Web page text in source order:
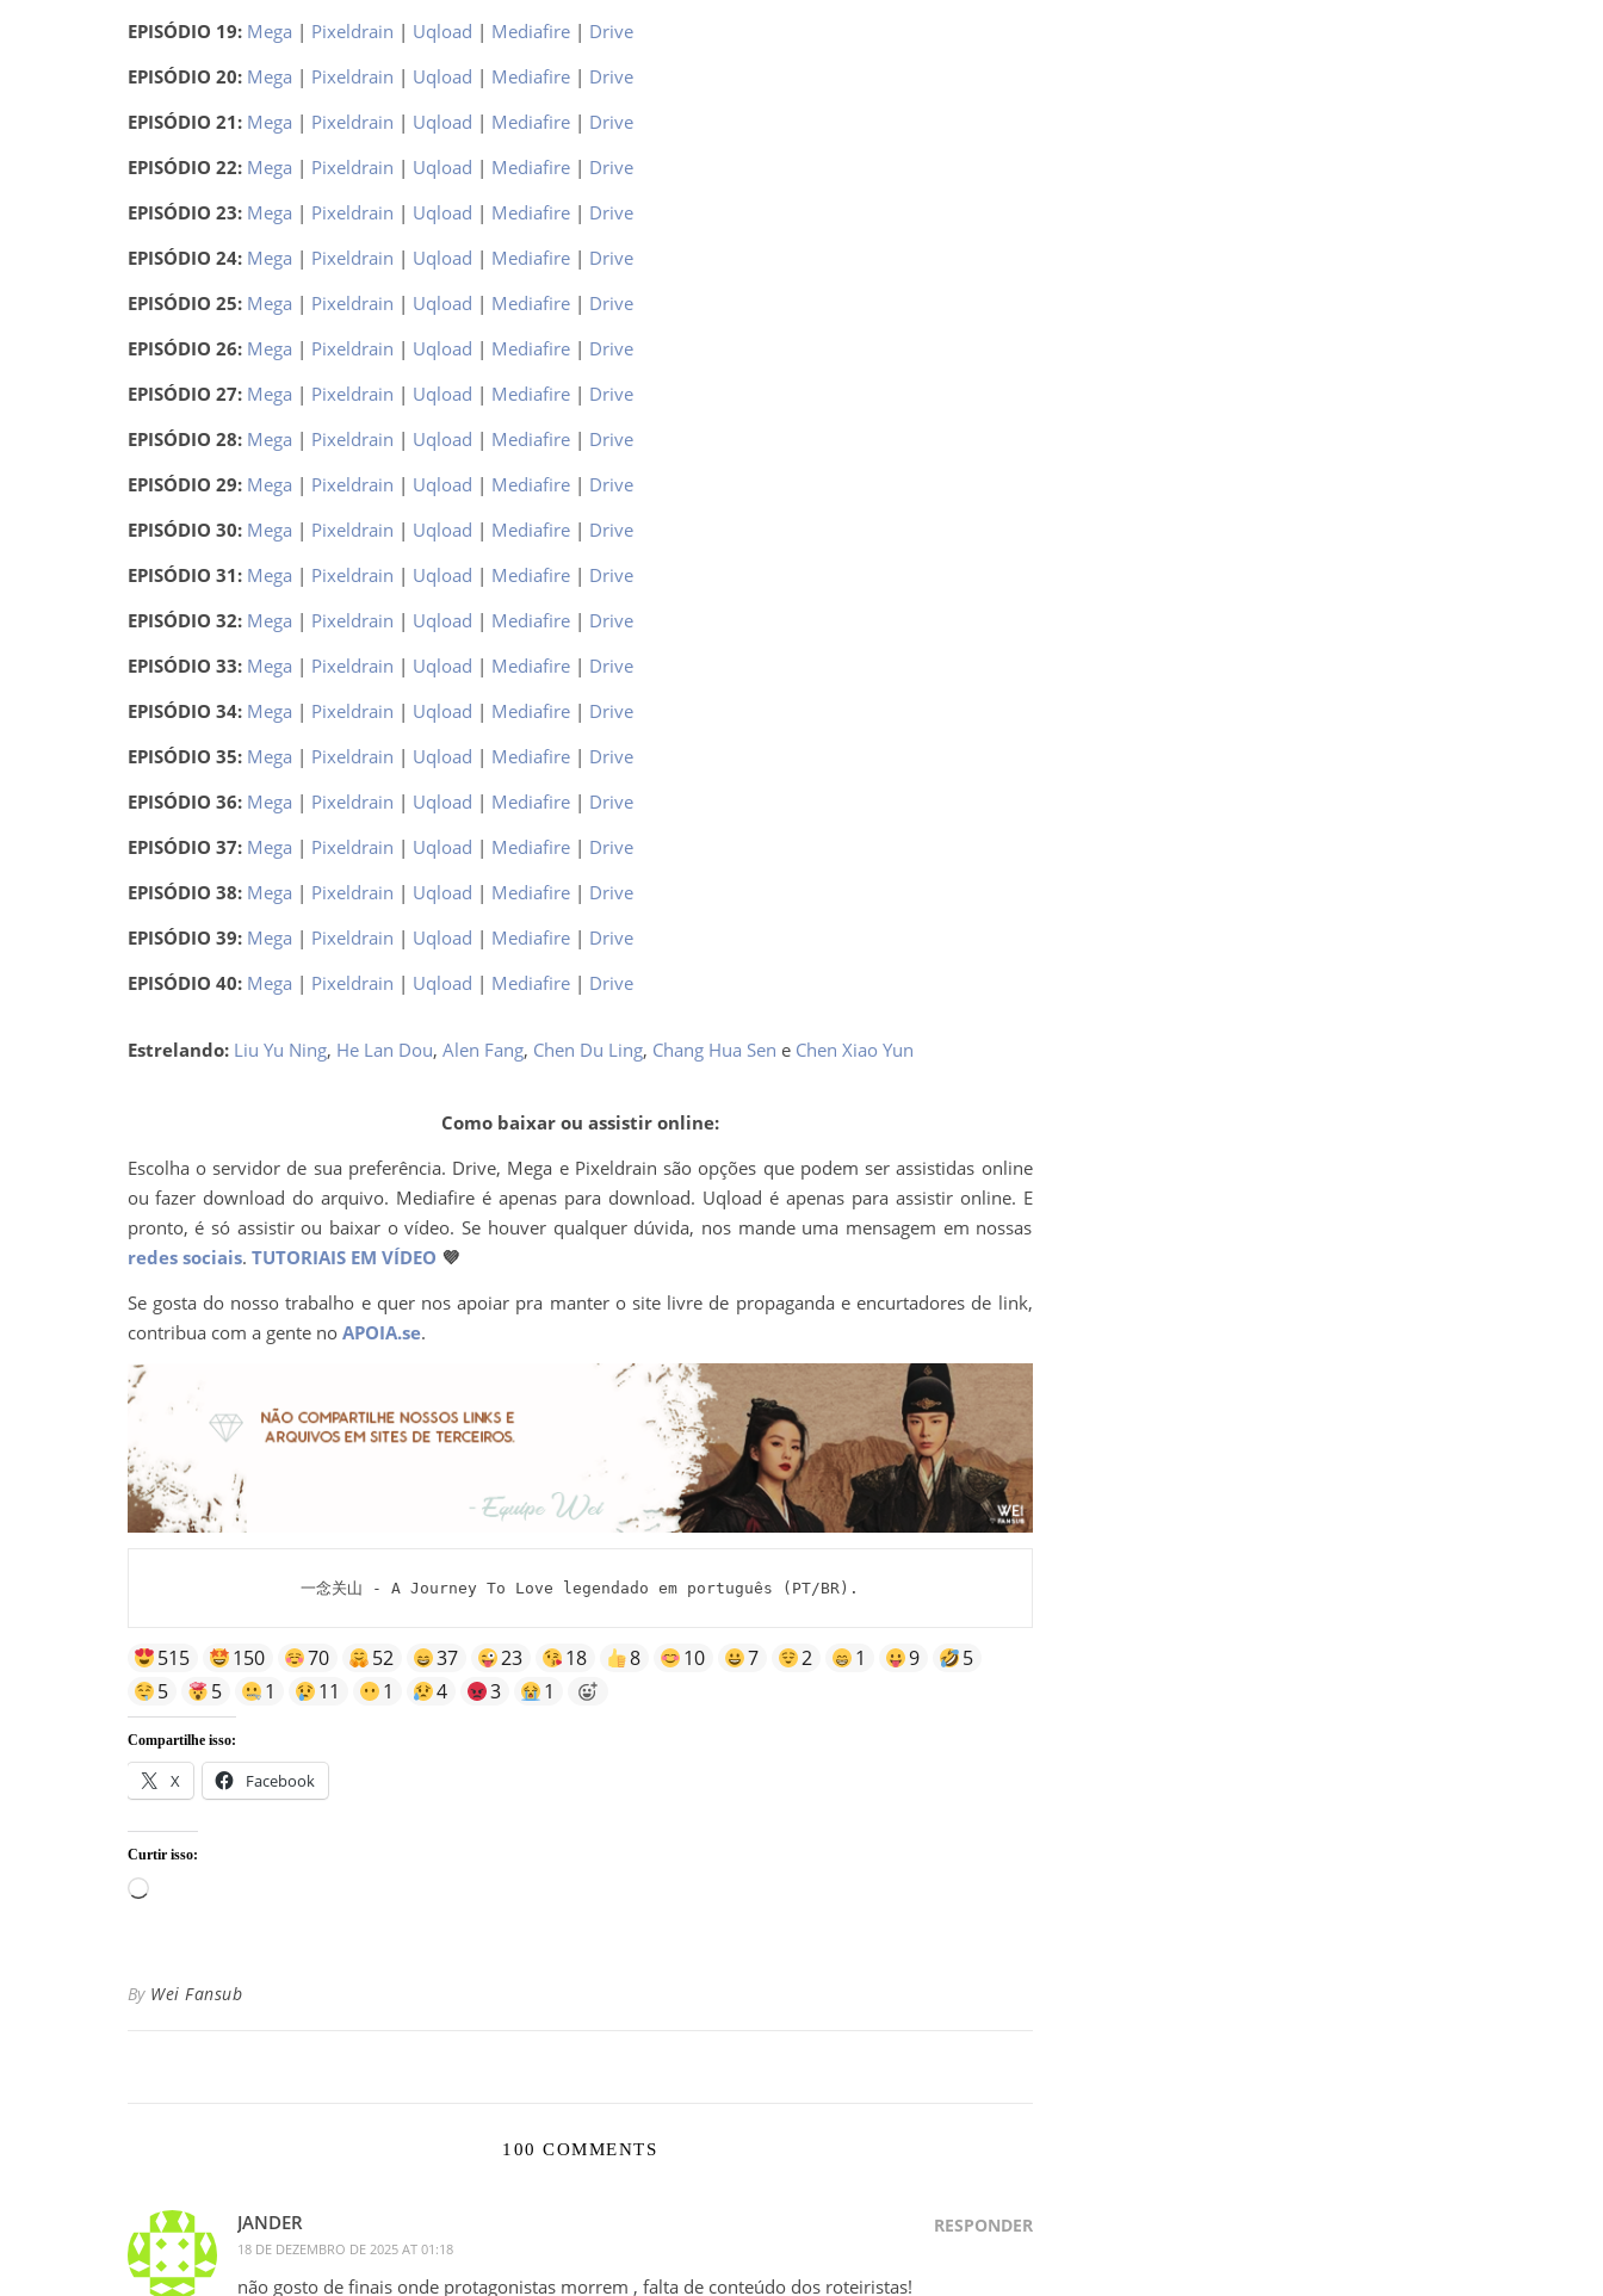
EPISÓDIO 19: Mega | Pixeldrain | Uqload | Mediafire| Drive
EPISÓDIO 20: Mega | Pixeldrain | Uqload | Mediafire| Drive
EPISÓDIO 21: Mega | Pixeldrain | Uqload | Mediafire| Drive
EPISÓDIO 22: Mega | Pixeldrain | Uqload | Mediafire| Drive
EPISÓDIO 23: Mega | Pixeldrain | Uqload | Mediafire| Drive
EPISÓDIO 24: Mega | Pixeldrain | Uqload | Mediafire| Drive
EPISÓDIO 25: Mega | Pixeldrain | Uqload | Mediafire| Drive
EPISÓDIO 26: Mega | Pixeldrain | Uqload | Mediafire| Drive
EPISÓDIO 27: Mega | Pixeldrain | Uqload | Mediafire| Drive
EPISÓDIO 28: Mega | Pixeldrain | Uqload | Mediafire| Drive
EPISÓDIO 29: Mega | Pixeldrain | Uqload | Mediafire| Drive
EPISÓDIO 30: Mega | Pixeldrain | Uqload | Mediafire| Drive
EPISÓDIO 31: Mega | Pixeldrain | Uqload | Mediafire| Drive
EPISÓDIO 32: Mega | Pixeldrain | Uqload | Mediafire| Drive
EPISÓDIO 33: Mega | Pixeldrain | Uqload | Mediafire| Drive
EPISÓDIO 34: Mega | Pixeldrain | Uqload | Mediafire| Drive
EPISÓDIO 35: Mega | Pixeldrain | Uqload | Mediafire| Drive
EPISÓDIO 36: Mega | Pixeldrain | Uqload | Mediafire| Drive
EPISÓDIO 37: Mega | Pixeldrain | Uqload | Mediafire| Drive
EPISÓDIO 38: Mega | Pixeldrain | Uqload | Mediafire| Drive
EPISÓDIO 39: Mega | Pixeldrain | Uqload | Mediafire| Drive
EPISÓDIO 40: Mega | Pixeldrain | Uqload | Mediafire| Drive
Estrelando: Liu Yu Ning, He Lan Dou, Alen Fang, Chen Du Ling, Chang Hua Sen e Chen Xiao Yun
Como baixar ou assistir online:
Escolha o servidor de sua preferência. Drive, Mega e Pixeldrain são opções que podem ser assistidas online
ou fazer download do arquivo. Mediafire é apenas para download. Uqload é apenas para assistir online. E
pronto, é só assistir ou baixar o vídeo. Se houver qualquer dúvida, nos mande uma mensagem em nossas
redes sociais. TUTORIAIS EM VÍDEO 💜
Se gosta do nosso trabalho e quer nos apoiar pra manter o site livre de propaganda e encurtadores de link,
contribua com a gente no APOIA.se.
一念关山 - A Journey To Love legendado em português (PT/BR).
515 150 70 52 37 23 18 8 10 7 2 1 9
5
5
5 1 11 1 4 3 1
Compartilhe isso:
X Facebook
Curtir isso:
Carregando...
By Wei Fansub
100 COMMENTS
JANDER
18 DE DEZEMBRO DE 2025 AT 01:18
RESPONDER
não gosto de finais onde protagonistas morrem , falta de conteúdo dos roteiristas!